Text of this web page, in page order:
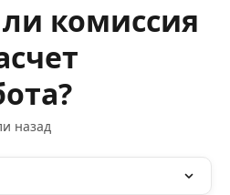
комиссия
назад